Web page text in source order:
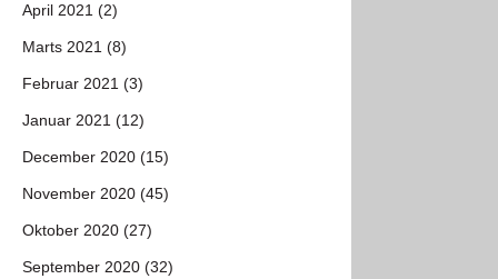
April 2021 (2)
Marts 2021 (8)
Februar 2021 (3)
Januar 2021 (12)
December 2020 (15)
November 2020 (45)
Oktober 2020 (27)
September 2020 (32)